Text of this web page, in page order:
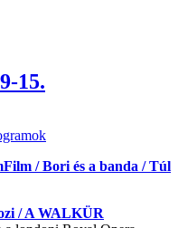
15.
/ Bori és a banda / Túl
/A WALKÜR